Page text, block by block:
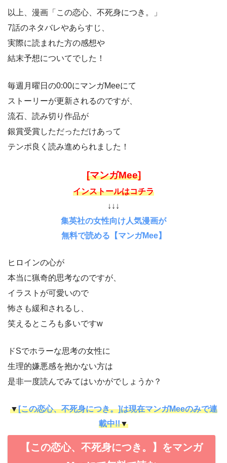
以上、漫画「この恋心、不死身につき。」
7話のネタバレやあらすじ、
実際に読まれた方の感想や
結末予想についてでした！
毎週月曜日の0:00にマンガMeeにて
ストーリーが更新されるのですが、
流石、読み切り作品が
銀賞受賞しただっただけあって
テンポ良く読み進められました！
[マンガMee]
インストールはコチラ
↓↓↓
集英社の女性向け人気漫画が
無料で読める【マンガMee】
ヒロインの心が
本当に猟奇的思考なのですが、
イラストが可愛いので
怖さも緩和されるし、
笑えるところも多いですw
ドSでホラーな思考の女性に
生理的嫌悪感を抱かない方は
是非一度読んでみてはいかがでしょうか？
▼[この恋心、不死身につき。]は現在マンガMeeのみで連
載中!!▼
【この恋心、不死身につき。】をマンガ